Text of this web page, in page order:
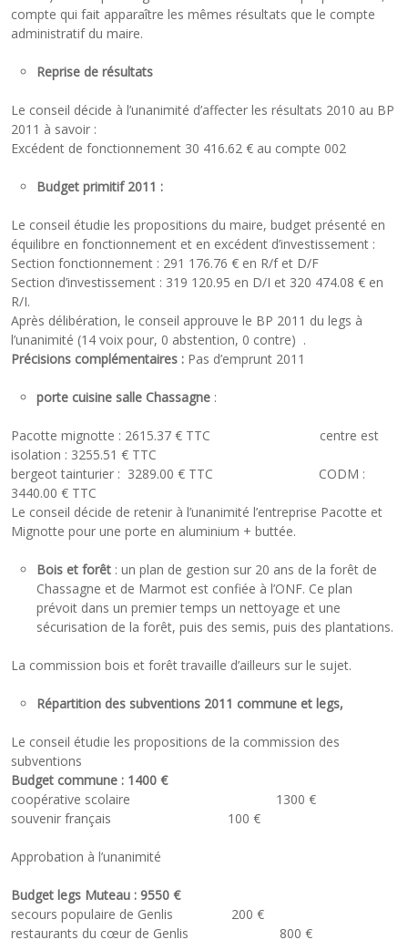
compte qui fait apparaître les mêmes résultats que le compte
administratif du maire.
Reprise de résultats
Le conseil décide à l’unanimité d’affecter les résultats 2010 au BP
2011 à savoir :
Excédent de fonctionnement 30 416.62 € au compte 002
Budget primitif 2011 :
Le conseil étudie les propositions du maire, budget présenté en
équilibre en fonctionnement et en excédent d’investissement :
Section fonctionnement : 291 176.76 € en R/f et D/F
Section d’investissement : 319 120.95 en D/I et 320 474.08 € en
R/I.
Après délibération, le conseil approuve le BP 2011 du legs à
l’unanimité (14 voix pour, 0 abstention, 0 contre) .
Précisions complémentaires : Pas d’emprunt 2011
porte cuisine salle Chassagne :
Pacotte mignotte : 2615.37 € TTC centre est
isolation : 3255.51 € TTC
bergeot tainturier : 3289.00 € TTC CODM :
3440.00 € TTC
Le conseil décide de retenir à l’unanimité l’entreprise Pacotte et
Mignotte pour une porte en aluminium + buttée.
Bois et forêt : un plan de gestion sur 20 ans de la forêt de
Chassagne et de Marmot est confiée à l’ONF. Ce plan
prévoit dans un premier temps un nettoyage et une
sécurisation de la forêt, puis des semis, puis des plantations.
La commission bois et forêt travaille d’ailleurs sur le sujet.
Répartition des subventions 2011 commune et legs,
Le conseil étudie les propositions de la commission des
subventions
Budget commune : 1400 €
coopérative scolaire 1300 €
souvenir français 100 €
Approbation à l’unanimité
Budget legs Muteau : 9550 €
secours populaire de Genlis 200 €
restaurants du cœur de Genlis 800 €